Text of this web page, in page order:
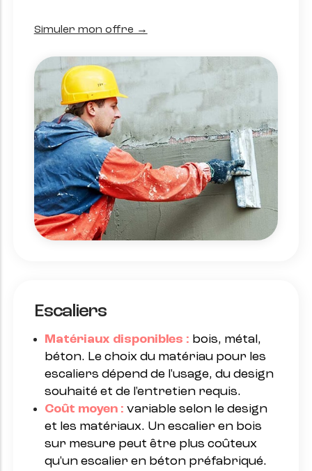
Simuler mon offre →
Escaliers
Matériaux disponibles : bois, métal,
béton. Le choix du matériau pour les
escaliers dépend de l'usage, du design
souhaité et de l'entretien requis.
Coût moyen : variable selon le design
et les matériaux. Un escalier en bois
sur mesure peut être plus coûteux
qu'un escalier en béton préfabriqué.